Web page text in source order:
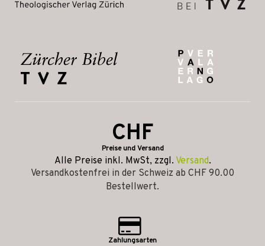
CHF
Preise und Versand
Alle Preise inkl. MwSt, zzgl. Versand.
Versandkostenfrei in der Schweiz ab CHF 90.00
Bestellwert.
Zahlungsarten